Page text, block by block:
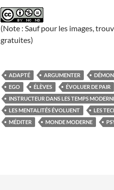
(Note : Sauf pour les images,
gratuites)
ADAPTÉ ARGUMENTER
EGO
ÉLÈVES ÉVOLUER DE PAIR
INSTRUCTEUR DANS LES TEMPS
LES MENTALITÉS ÉVOLUENT
LES
MÉDITER
MONDE MODERNE